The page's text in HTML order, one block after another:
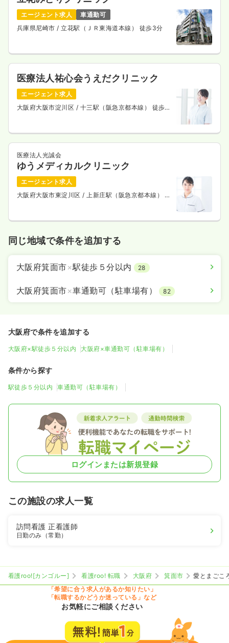
エージェント求人
車通勤可
兵庫県尼崎市 / 立花駅（ＪＲ東海道本線） 徒歩3分
医療法人祐心会うえだクリニック
エージェント求人
大阪府大阪市淀川区 / 十三駅（阪急京都本線） 徒歩5
医療法人光誠会
ゆうメディカルクリニック
エージェント求人
大阪府大阪市東淀川区 / 上新庄駅（阪急京都本線） 徒
同じ地域で条件を追加する
大阪府箕面市×駅徒歩５分以内 28
大阪府箕面市×車通勤可（駐車場有） 82
大阪府で条件を追加する
大阪府×駅徒歩５分以内 大阪府×車通勤可（駐車場有）
条件から探す
駅徒歩５分以内 車通勤可（駐車場有）
ログインまたは新規登録
この施設の求人一覧
訪問看護正看護師
日勤のみ（常勤）
看護roo![カンゴルー] 看護roo! 転職 大阪府 箕面市
愛とまごこ
「希望に合う求人があるか知りたい」
「転職するかどうか迷っている」など
お気軽にご相談ください